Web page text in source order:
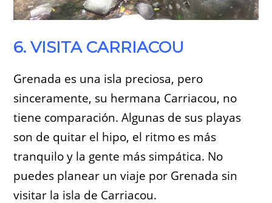
6. VISITA CARRIACOU
Grenada es una isla preciosa, pero
sinceramente, su hermana Carriacou, no
tiene comparación. Algunas de sus playas
son de quitar el hipo, el ritmo es más
tranquilo y la gente más simpática. No
puedes planear un viaje por Grenada sin
visitar la isla de Carriacou.